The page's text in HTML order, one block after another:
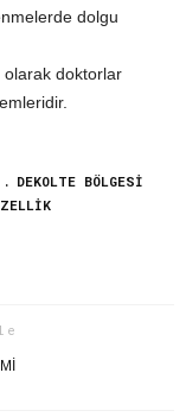
dolgu
olarak doktorlar
DEKOLTE BÖLGESI